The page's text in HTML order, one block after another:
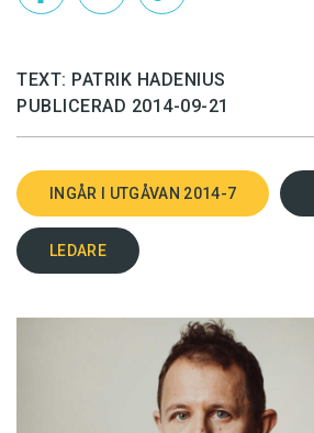
TEXT: PATRIK HADENIUS
PUBLICERAD 2014-09-21
INGÅR I UTGÅVAN 2014-7
LEDARE